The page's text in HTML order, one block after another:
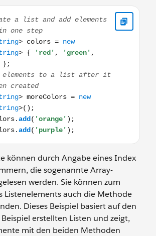
and add elements to it in one step
können durch Angabe eines Index
die sogenannte Array-
werden. Sie können zum
Listenelements auch die Methode
Dieses Beispiel basiert auf den
erstellten Listen und zeigt,
mit den beiden Methoden